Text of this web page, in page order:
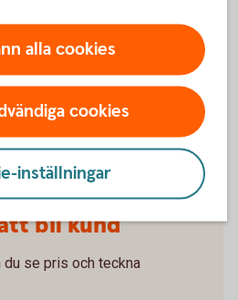
bli kund
du se pris och teckna
alla cookies
cookies
inställningar